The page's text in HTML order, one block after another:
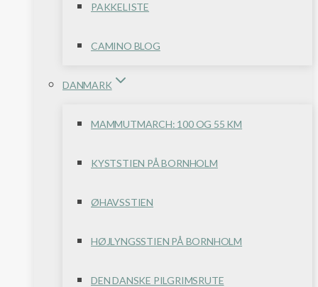
PAKKELISTE
CAMINO BLOG
DANMARK
MAMMUTMARCH: 100 OG 55 KM
KYSTSTIEN PÅ BORNHOLM
ØHAVSSTIEN
HØJLYNGSSTIEN PÅ BORNHOLM
DEN DANSKE PILGRIMSRUTE